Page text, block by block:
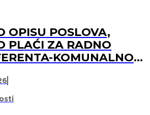
OPISU POSLOVA,
PLAĆI ZA RADNO
KOMUNALNOG